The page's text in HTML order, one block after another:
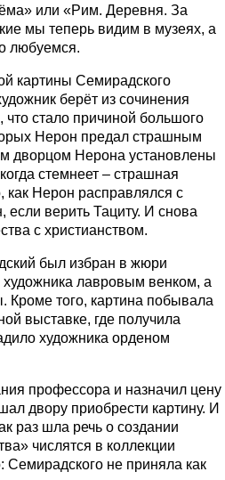
или «Рим. Деревня. За
мы теперь видим в музеях, а
любуемся.
картины Семирадского
берёт из сочинения
что стало причиной большого
Нерон предал страшным
дворцом Нерона установлены
стемнеет – страшная
как Нерон расправлялся с
если верить Тациту. И снова
с христианством.
был избран в жюри
художника лавровым венком, а
Кроме того, картина побывала
выставке, где получила
художника орденом
профессора и назначил цену
двору приобрести картину. И
раз шла речь о создании
числятся в коллекции
Семирадского не приняла как